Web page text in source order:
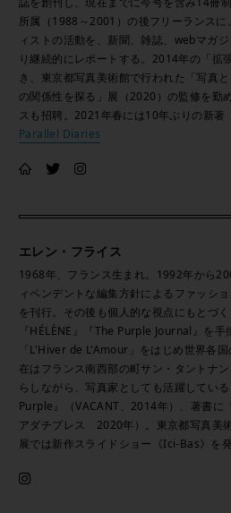
所属（1988～2001）の後フリーランス
ィストの活動を、新聞、雑誌、webマガ
り継続的にレポートする。2014年の「拡
き、東京都写真美術館で行われた「写真
の関係性を探る」展（2020）の監修を勤
スも招聘。2021年春には10年ぶりの新著
Parallel Diaries
エレン・フライス
1968年、フランス生まれ。1992年から
ィペンデントな編集方針によるファッシ
を刊行。その後も個人的な視点にもとづ
『HÉLÈNE』『The Purple Journal』を
「L'Hiver de L'Amour」をはじめ世界各
在はフランス南西部の町サン・タントナ
らしながら、写真家としても活躍してい
Purple』（VACANT、2014年）、著書に
アダチプレス 2020年）。東京都写真美
展では新作スライドショー《Ici-Bas》を発